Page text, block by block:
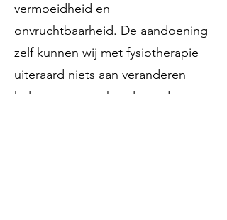
vermoeidheid en
onvruchtbaarheid. De aandoening
zelf kunnen wij met fysiotherapie
uiteraard niets aan veranderen
helaas, maar vaak wel aan de